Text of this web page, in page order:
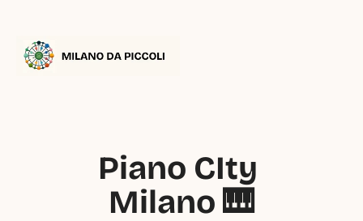
Piano CIty
Milano 🎹